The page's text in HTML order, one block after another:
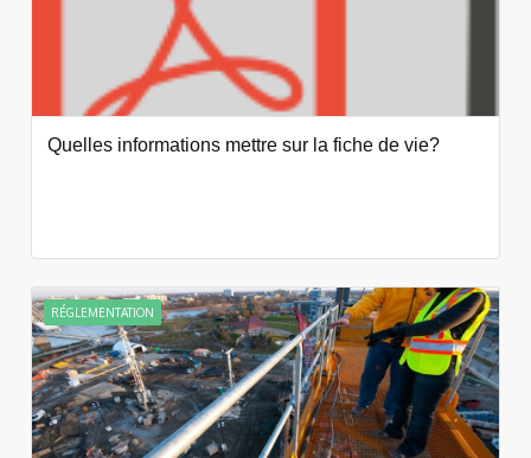
Quelles informations mettre sur la fiche de vie?
RÉGLEMENTATION